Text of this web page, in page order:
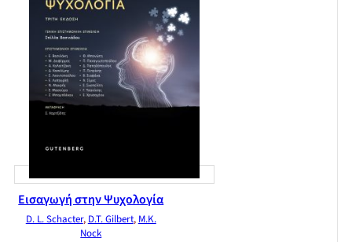
Εισαγωγή στην Ψυχολογία
D. L. Schacter, D.T. Gilbert, M.K.
Nock